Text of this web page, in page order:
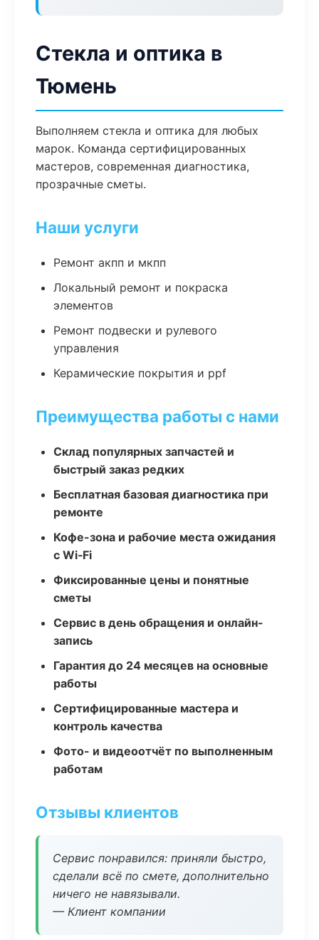
Стекла и оптика в
Тюмень
Выполняем стекла и оптика для любых
марок. Команда сертифицированных
мастеров, современная диагностика,
прозрачные сметы.
Наши услуги
Ремонт акпп и мкпп
Локальный ремонт и покраска
элементов
Ремонт подвески и рулевого
управления
Керамические покрытия и ppf
Преимущества работы с нами
Склад популярных запчастей и
быстрый заказ редких
Бесплатная базовая диагностика при
ремонте
Кофе-зона и рабочие места ожидания
с Wi‑Fi
Фиксированные цены и понятные
сметы
Сервис в день обращения и онлайн-
запись
Гарантия до 24 месяцев на основные
работы
Сертифицированные мастера и
контроль качества
Фото- и видеоотчёт по выполненным
работам
Отзывы клиентов
Сервис понравился: приняли быстро,
сделали всё по смете, дополнительно
ничего не навязывали.
— Клиент компании